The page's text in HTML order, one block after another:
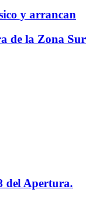
y arrancan
de la Zona Sur
del Apertura.